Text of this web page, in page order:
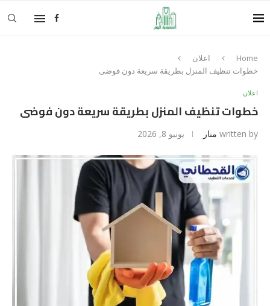
Home
اعلان
خطوات تنظيف المنزل بطريقة سريعة دون فوضى
اعلان
خطوات تنظيف المنزل بطريقة سريعة دون فوضى
written by منار يونيو 8, 2026